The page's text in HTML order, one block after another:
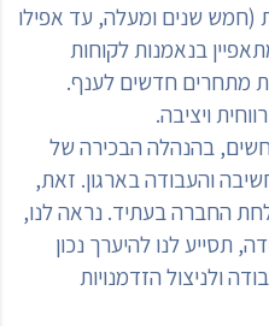
(חמש שנים ומעלה, עד אפילו
בנאמנות לקוחות
מתחרים חדשים לענף.
ויציבה.
חשים, בהנהלה הבכירה של
והעבודה בארגון. זאת,
החברה בעתיד. נראה לנו,
תסייע לנו להיערך נכון
ולניצול הזדמנויות